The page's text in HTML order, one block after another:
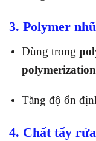
3. Polymer
Dùng trong
Tăng độ ổn
4. Chất tẩy